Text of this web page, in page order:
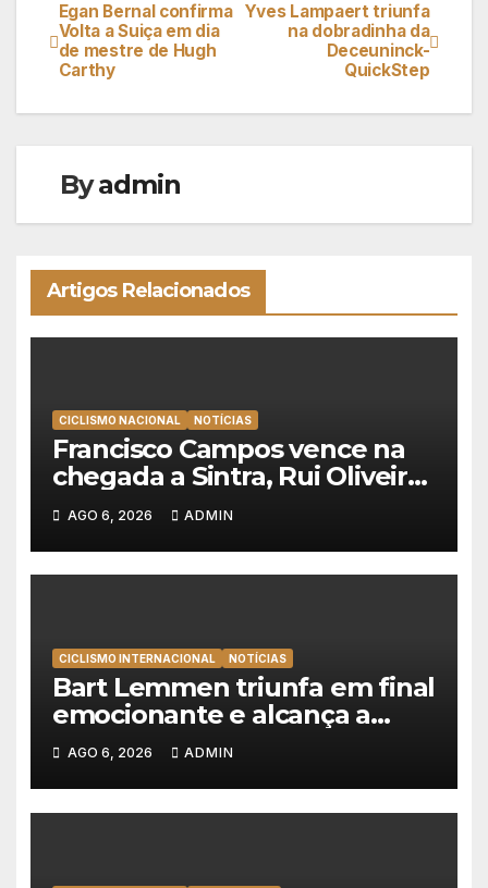
Navegação
de
artigos
Yves Lampaert triunfa
na dobradinha da
Deceuninck-
QuickStep
Egan Bernal confirma
Volta a Suiça em dia
de mestre de Hugh
Carthy
Byadmin
Artigos Relacionados
CICLISMO NACIONAL NOTÍCIAS
Francisco Campos vence na
chegada a Sintra, Rui Oliveira
veste de amarelo na Volta a
Portugal
AGO 6, 2026 ADMIN
CICLISMO INTERNACIONAL NOTÍCIAS
Bart Lemmen triunfa em final
emocionante e alcança a
primeira vitória da carreira na
Volta à Polónia
AGO 6, 2026 ADMIN